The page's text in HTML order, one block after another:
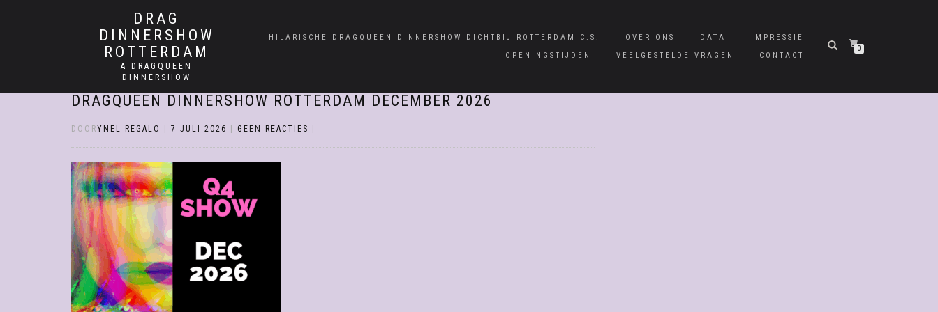
DRAG
DINNERSHOW
ROTTERDAM
A DRAGQUEEN
DINNERSHOW
HILARISCHE DRAGQUEEN DINNERSHOW DICHTBIJ ROTTERDAM C.S. OVER ONS DATA
IMPRESSIE
OPENINGSTIJDEN
VEELGESTELDE VRAGEN CONTACT
0
DRAGQUEEN DINNERSHOW ROTTERDAM DECEMBER 2026
DOORYNEL REGALO 7 JULI 2026 GEEN REACTIES